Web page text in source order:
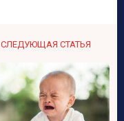
СЛЕДУЮЩАЯ СТАТЬЯ